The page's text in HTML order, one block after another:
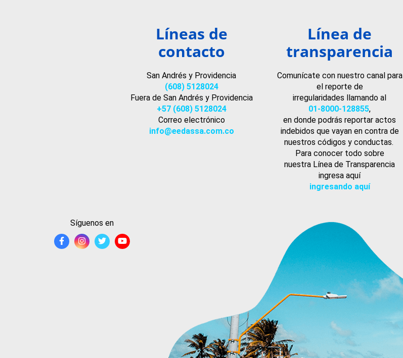
Líneas de
contacto
San Andrés y Providencia
(608) 5128024
Fuera de San Andrés y Providencia
+57 (608) 5128024
Correo electrónico
info@eedassa.com.co
Línea de
transparencia
Comunícate con nuestro canal para
el reporte de
irregularidades llamando al
01-8000-128855,
en donde podrás reportar actos
indebidos que vayan en contra de
nuestros códigos y conductas.
Para conocer todo sobre
nuestra Línea de Transparencia
ingresa aquí
ingresando aquí
Síguenos en